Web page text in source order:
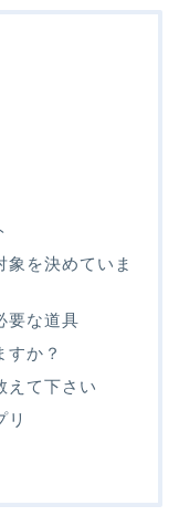
象を決めていま
要な道具
すか？
えて下さい
リ